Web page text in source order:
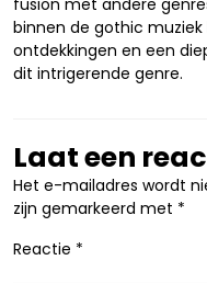
fusion met andere
binnen de gothic
ontdekkingen en een
dit intrigerende genre.
Laat een
Het e-mailadres wordt
zijn gemarkeerd met *
Reactie *